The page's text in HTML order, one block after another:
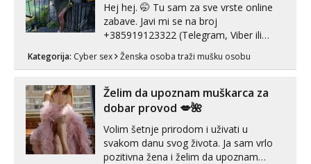
Hej hej. 🤭 Tu sam za sve vrste online
zabave. Javi mi se na broj
+385919123322 (Telegram, Viber ili
Whatsapp). 🤙 NE javljaj se na uzivo.
Hvala.
Kategorija: Cyber sex Ženska osoba traži mušku osobu
Želim da upoznam muškarca za
dobar provod 💋🌺
Volim šetnje prirodom i uživati u
svakom danu svog života. Ja sam vrlo
pozitivna žena i želim da upoznam